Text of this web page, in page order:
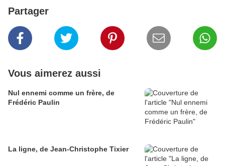
Partager
Vous aimerez aussi
Nul ennemi comme un frère, de
Frédéric Paulin
La ligne, de Jean-Christophe Tixier